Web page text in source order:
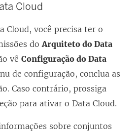
b
r
e
e
m
n
o
Cloud
Cloud, você precisa ter o
doArquiteto do Data
vê Configuração do Data
de configuração, conclua as
Caso contrário, prossiga
para ativar o Data Cloud.
sobre conjuntos